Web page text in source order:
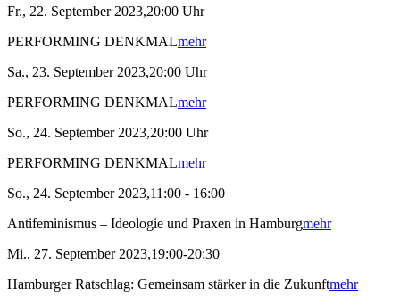
Fr., 22. September 2023,20:00 Uhr
PERFORMING DENKMALmehr
Sa., 23. September 2023,20:00 Uhr
PERFORMING DENKMALmehr
So., 24. September 2023,20:00 Uhr
PERFORMING DENKMALmehr
So., 24. September 2023,11:00 - 16:00
Antifeminismus – Ideologie und Praxen in Hamburgmehr
Mi., 27. September 2023,19:00-20:30
Hamburger Ratschlag: Gemeinsam stärker in die Zukunftmehr